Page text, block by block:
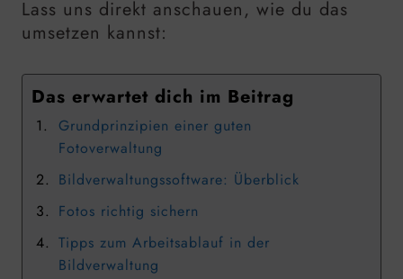
Lass uns direkt anschauen, wie du das
umsetzen kannst:
Das erwartet dich im Beitrag
Grundprinzipien einer guten
Fotoverwaltung
Bildverwaltungssoftware: Überblick
Fotos richtig sichern
Tipps zum Arbeitsablauf in der
Bildverwaltung